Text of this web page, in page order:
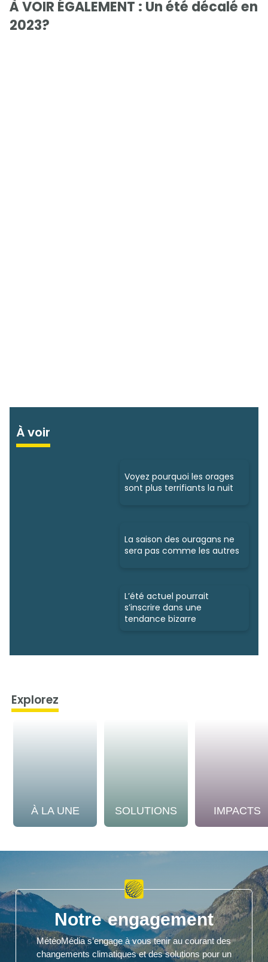
À VOIR ÉGALEMENT : Un été décalé en
2023?
À voir
Voyez pourquoi les orages
sont plus terrifiants la nuit
La saison des ouragans ne
sera pas comme les autres
L’été actuel pourrait
s’inscrire dans une
tendance bizarre
Explorez
À LA UNE SOLUTIONS IMPACTS
Notre engagement
MétéoMédia s’engage à vous tenir au courant des
changements climatiques et des solutions pour un